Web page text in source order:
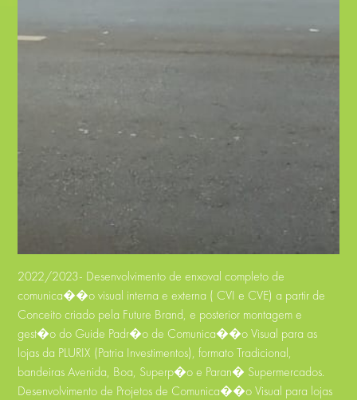
2022/2023- Desenvolvimento de enxoval completo de
comunica��o visual interna e externa ( CVI e CVE) a partir de
Conceito criado pela Future Brand, e posterior montagem e
gest�o do Guide Padr�o de Comunica��o Visual para as
lojas da PLURIX (Patria Investimentos), formato Tradicional,
bandeiras Avenida, Boa, Superp�o e Paran� Supermercados.
Desenvolvimento de Projetos de Comunica��o Visual para lojas